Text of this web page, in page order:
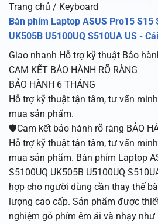
Trang chủ / Keyboard
Bàn phím Laptop ASUS Pro15 S15
UK505B U5100UQ S510UA US - Cái
Giao nhanh Hỗ trợ kỹ thuật Bảo
CAM KẾT BẢO HÀNH RÕ RÀNG
BẢO HÀNH 6 THÁNG
Hỗ trợ kỹ thuật tận tâm, tư vấn
mua sản phẩm.
🛡️Cam kết bảo hành rõ ràng BẢO
Hỗ trợ kỹ thuật tận tâm, tư vấn
mua sản phẩm. Bàn phím Laptop
S5100UQ UK505B U5100UQ
hợp cho người dùng cần thay thế
lượng cao cấp. Sản phẩm được
nghiệm gõ phím êm ái và nhạy như